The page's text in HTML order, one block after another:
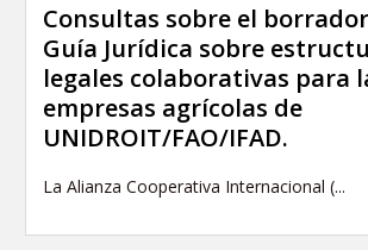
Consultas sobre el
Guía Jurídica sobre
legales colaborativas para
empresas agrícolas de
UNIDROIT/FAO/IFAD.
La Alianza Cooperativa Internacional (...